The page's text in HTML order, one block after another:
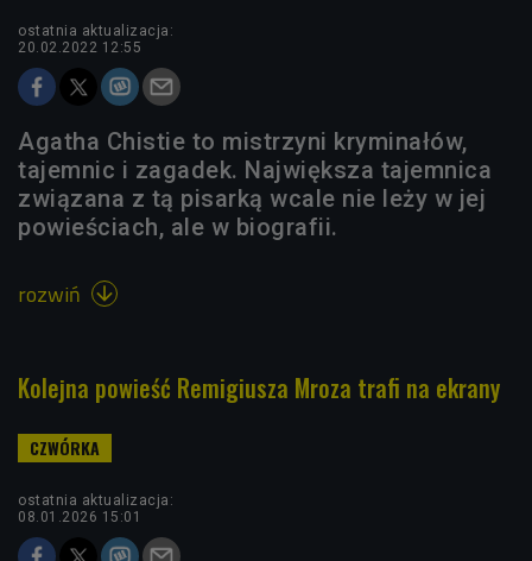
ostatnia aktualizacja:
20.02.2022 12:55
Agatha Chistie to mistrzyni kryminałów,
tajemnic i zagadek. Największa tajemnica
związana z tą pisarką wcale nie leży w jej
powieściach, ale w biografii.
rozwiń 
Kolejna powieść Remigiusza Mroza trafi na ekrany
ostatnia aktualizacja:
08.01.2026 15:01